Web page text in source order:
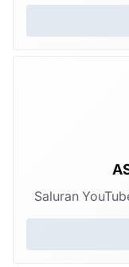
Saluran